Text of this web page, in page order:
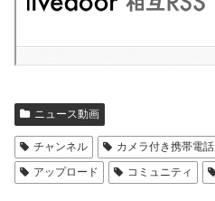
ニュース動画
チャンネル カメラ付き携帯電話
アップロード
コミュニティ